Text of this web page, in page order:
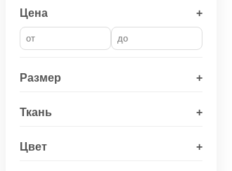
Цена +
Размер +
Ткань +
Цвет +